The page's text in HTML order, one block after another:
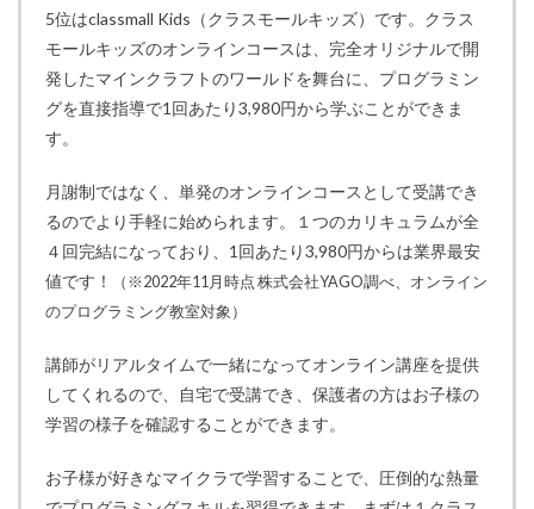
5位はclassmall Kids（クラスモールキッズ）です。クラス
モールキッズのオンラインコースは、完全オリジナルで開
発したマインクラフトのワールドを舞台に、プログラミン
グを直接指導で1回あたり3,980円から学ぶことができま
す。
月謝制ではなく、単発のオンラインコースとして受講でき
るのでより手軽に始められます。１つのカリキュラムが全
４回完結になっており、1回あたり3,980円からは業界最安
値です！
（※2022年11月時点 株式会社YAGO調べ、オンライン
のプログラミング教室対象）
講師がリアルタイムで一緒になってオンライン講座を提供
してくれるので、自宅で受講でき、保護者の方はお子様の
学習の様子を確認することができます。
お子様が好きなマイクラで学習することで、圧倒的な熱量